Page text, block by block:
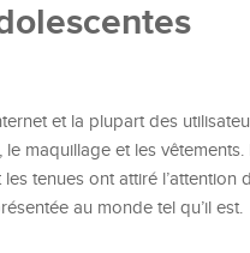
et la plupart des
maquillage et les
tenues ont attiré l’attention
au monde tel qu’il est.